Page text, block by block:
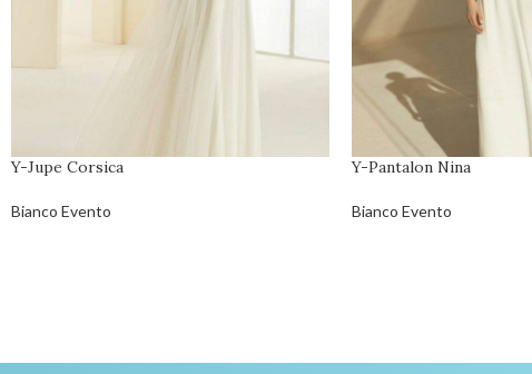
Y-Jupe Corsica
Bianco Evento
Y-Pantalon Nina
Bianco Evento